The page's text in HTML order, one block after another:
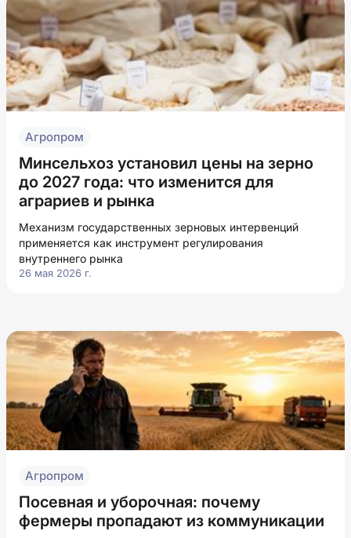
Агропром
Минсельхоз установил цены на зерно
до 2027 года: что изменится для
аграриев и рынка
Механизм государственных зерновых интервенций
применяется как инструмент регулирования
внутреннего рынка
26 мая 2026 г.
Агропром
Посевная и уборочная: почему
фермеры пропадают из коммуникации